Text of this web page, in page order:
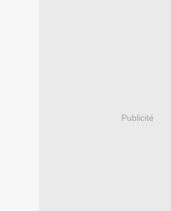
Publicité